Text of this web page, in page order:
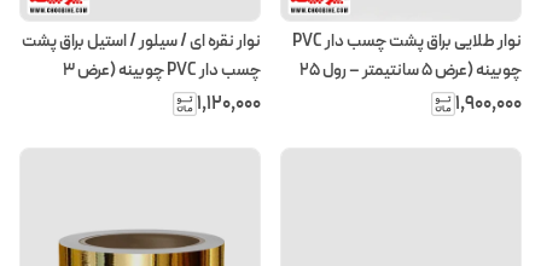
نوار طلایی براق پشت چسب دار PVC
چوبینه (عرض 5 سانتیمتر – رول ۲۵
متری)
۱٬۹۰۰٬۰۰۰
نوار نقره ای / سیلور / استیل براق پشت
چسب دار PVC چوبینه (عرض 3
سانتیمتر – رول ۲۵ متری)
۱٬۱۲۰٬۰۰۰